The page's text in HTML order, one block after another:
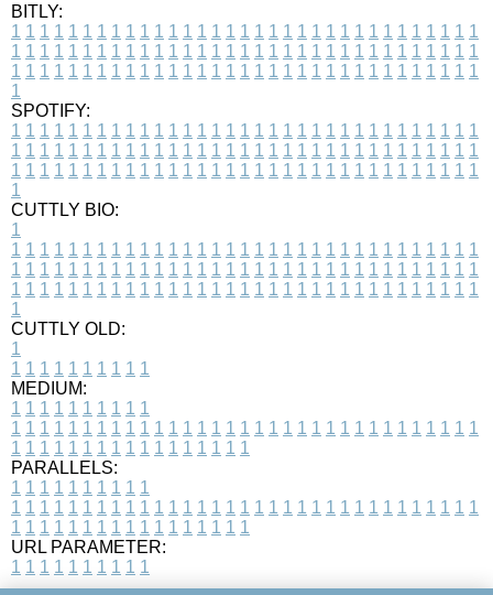
BITLY:
1 1 1 1 1 1 1 1 1 1 1 1 1 1 1 1 1 1 1 1 1 1 1 1 1 1 1 1 1 1 1 1 1
1 1 1 1 1 1 1 1 1 1 1 1 1 1 1 1 1 1 1 1 1 1 1 1 1 1 1 1 1 1 1 1 1
1 1 1 1 1 1 1 1 1 1 1 1 1 1 1 1 1 1 1 1 1 1 1 1 1 1 1 1 1 1 1 1 1
1
SPOTIFY:
1 1 1 1 1 1 1 1 1 1 1 1 1 1 1 1 1 1 1 1 1 1 1 1 1 1 1 1 1 1 1 1 1
1 1 1 1 1 1 1 1 1 1 1 1 1 1 1 1 1 1 1 1 1 1 1 1 1 1 1 1 1 1 1 1 1
1 1 1 1 1 1 1 1 1 1 1 1 1 1 1 1 1 1 1 1 1 1 1 1 1 1 1 1 1 1 1 1 1
1
CUTTLY BIO:
1
1 1 1 1 1 1 1 1 1 1 1 1 1 1 1 1 1 1 1 1 1 1 1 1 1 1 1 1 1 1 1 1 1
1 1 1 1 1 1 1 1 1 1 1 1 1 1 1 1 1 1 1 1 1 1 1 1 1 1 1 1 1 1 1 1 1
1 1 1 1 1 1 1 1 1 1 1 1 1 1 1 1 1 1 1 1 1 1 1 1 1 1 1 1 1 1 1 1 1
1
CUTTLY OLD:
1
1 1 1 1 1 1 1 1 1 1
MEDIUM:
1 1 1 1 1 1 1 1 1 1
1 1 1 1 1 1 1 1 1 1 1 1 1 1 1 1 1 1 1 1 1 1 1 1 1 1 1 1 1 1 1 1 1
1 1 1 1 1 1 1 1 1 1 1 1 1 1 1 1 1
PARALLELS:
1 1 1 1 1 1 1 1 1 1
1 1 1 1 1 1 1 1 1 1 1 1 1 1 1 1 1 1 1 1 1 1 1 1 1 1 1 1 1 1 1 1 1
1 1 1 1 1 1 1 1 1 1 1 1 1 1 1 1 1
URL PARAMETER:
1 1 1 1 1 1 1 1 1 1